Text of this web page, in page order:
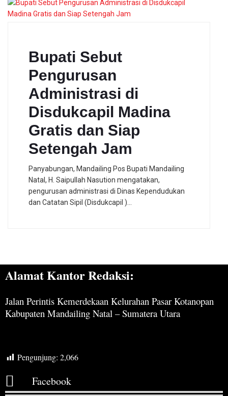
Bupati Sebut
Pengurusan
Administrasi di
Disdukcapil Madina
Gratis dan Siap
Setengah Jam
Panyabungan, Mandailing Pos Bupati Mandailing
Natal, H. Saipullah Nasution mengatakan,
pengurusan administrasi di Dinas Kependudukan
dan Catatan Sipil (Disdukcapil )…
Alamat Kantor Redaksi:
Jalan Perintis Kemerdekaan Kelurahan Pasar Kotanopan
Kabupaten Mandailing Natal – Sumatera Utara
Pengunjung: 2,066
Facebook